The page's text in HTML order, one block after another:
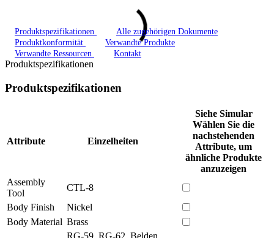
Produktspezifikationen
Alle zugehörigen Dokumente
Produktkonformität
Verwandte Produkte
Verwandte Ressourcen
Kontakt
Produktspezifikationen
Produktspezifikationen
Attribute Einzelheiten
Siehe Simular
Wählen Sie die
nachstehenden
Attribute, um
ähnliche Produkte
anzuzeigen
Assembly
Tool
CTL-8
Body Finish
Nickel
Body Material Brass
RG-59, RG-62, Belden